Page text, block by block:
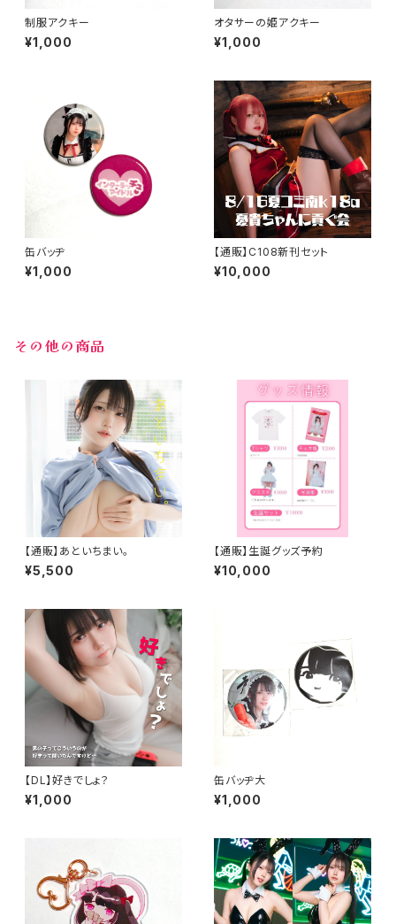
制服アクキー
¥1,000
オタサーの姫アクキー
¥1,000
缶バッヂ
¥1,000
【通販】C108新刊セット
¥10,000
その他の商品
【通販】あといちまい。
¥5,500
【通販】生誕グッズ予約
¥10,000
【DL】好きでしょ？
¥1,000
缶バッヂ大
¥1,000